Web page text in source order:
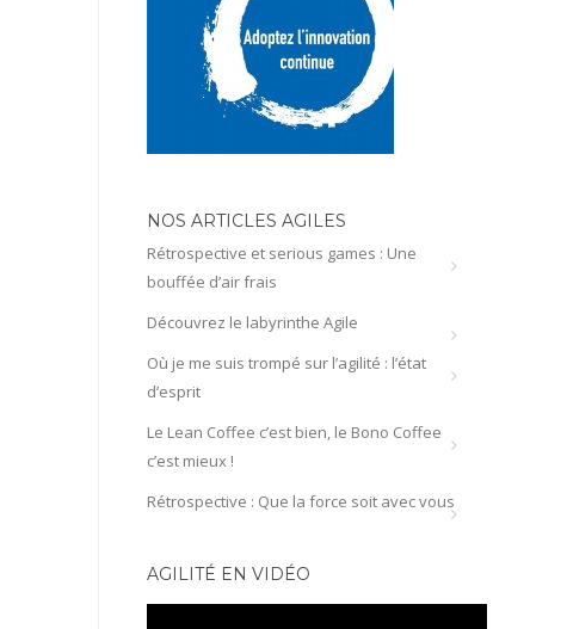
NOS ARTICLES AGILES
Rétrospective et serious games : Une
bouffée d’air frais
Découvrez le labyrinthe Agile
Où je me suis trompé sur l’agilité : l’état
d’esprit
Le Lean Coffee c’est bien, le Bono Coffee
c’est mieux !
Rétrospective : Que la force soit avec vous
AGILITÉ EN VIDÉO